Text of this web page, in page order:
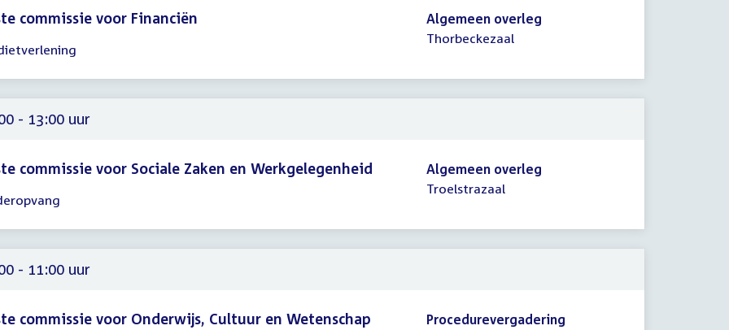
commissie voor Financiën
Algemeen overleg
Thorbeckezaal
- 13:00 uur
commissie voor Sociale Zaken en Werkgelegenheid
Algemeen overleg
Troelstrazaal
- 11:00 uur
commissie voor Onderwijs, Cultuur en Wetenschap
Procedurevergadering